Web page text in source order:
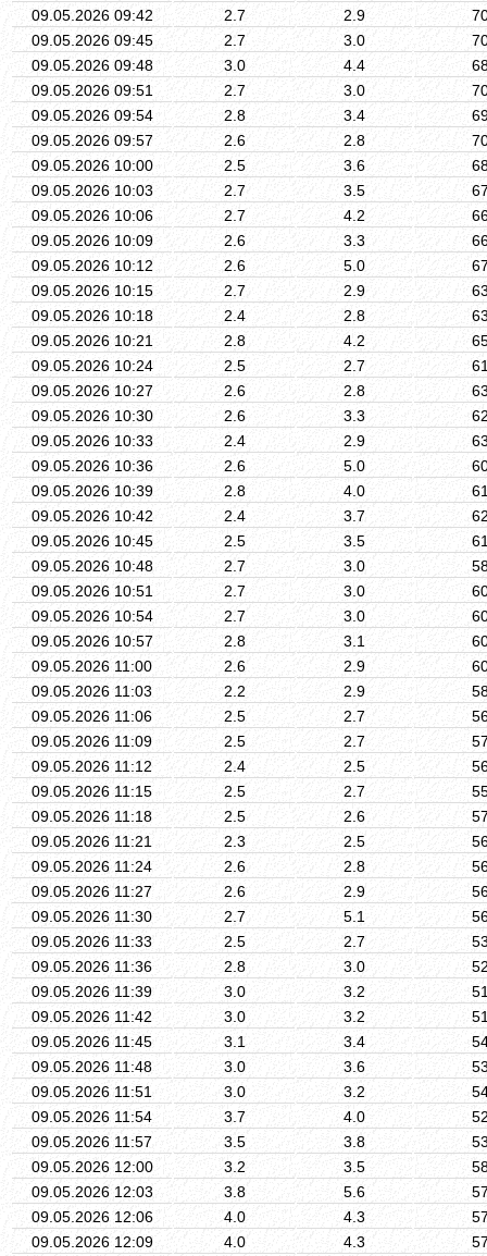
09.05.2026 09:42
2.7 2.9
09.05.2026 09:45
2.7 3.0
09.05.2026 09:48
3.0 4.4
09.05.2026 09:51
2.7 3.0
09.05.2026 09:54
2.8 3.4
09.05.2026 09:57
2.6 2.8
09.05.2026 10:00
2.5 3.6
09.05.2026 10:03
2.7 3.5
09.05.2026 10:06
2.7 4.2
09.05.2026 10:09
2.6 3.3
09.05.2026 10:12
2.6 5.0
09.05.2026 10:15
2.7 2.9
09.05.2026 10:18
2.4 2.8
09.05.2026 10:21
2.8 4.2
09.05.2026 10:24
2.5 2.7
09.05.2026 10:27
2.6 2.8
09.05.2026 10:30
2.6 3.3
09.05.2026 10:33
2.4 2.9
09.05.2026 10:36
2.6 5.0
09.05.2026 10:39
2.8 4.0
09.05.2026 10:42
2.4 3.7
09.05.2026 10:45
2.5 3.5
09.05.2026 10:48
2.7 3.0
09.05.2026 10:51
2.7 3.0
09.05.2026 10:54
2.7 3.0
09.05.2026 10:57
2.8 3.1
09.05.2026 11:00
2.6 2.9
09.05.2026 11:03
2.2 2.9
09.05.2026 11:06
2.5 2.7
09.05.2026 11:09
2.5 2.7
09.05.2026 11:12
2.4 2.5
09.05.2026 11:15
2.5 2.7
09.05.2026 11:18
2.5 2.6
09.05.2026 11:21
2.3 2.5
09.05.2026 11:24
2.6 2.8
09.05.2026 11:27
2.6 2.9
09.05.2026 11:30
2.7 5.1
09.05.2026 11:33
2.5 2.7
09.05.2026 11:36
2.8 3.0
09.05.2026 11:39
3.0 3.2
09.05.2026 11:42
3.0 3.2
09.05.2026 11:45
3.1 3.4
09.05.2026 11:48
3.0 3.6
09.05.2026 11:51
3.0 3.2
09.05.2026 11:54
3.7 4.0
09.05.2026 11:57
3.5 3.8
09.05.2026 12:00
3.2 3.5
09.05.2026 12:03
3.8 5.6
09.05.2026 12:06
4.0 4.3
09.05.2026 12:09
4.0 4.3